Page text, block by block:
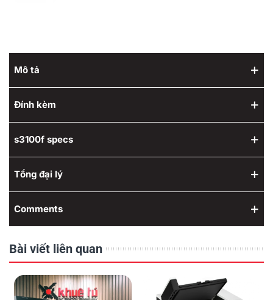
Mô tả
Đính kèm
s3100f specs
Tổng đại lý
Comments
Bài viết liên quan